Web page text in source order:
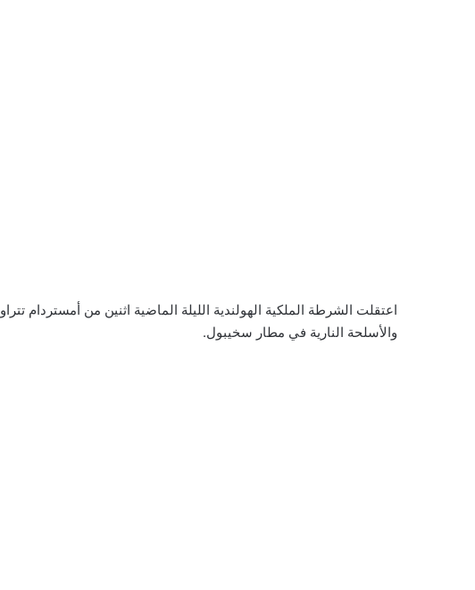
والأسلحة النارية في مطار سخيبول.